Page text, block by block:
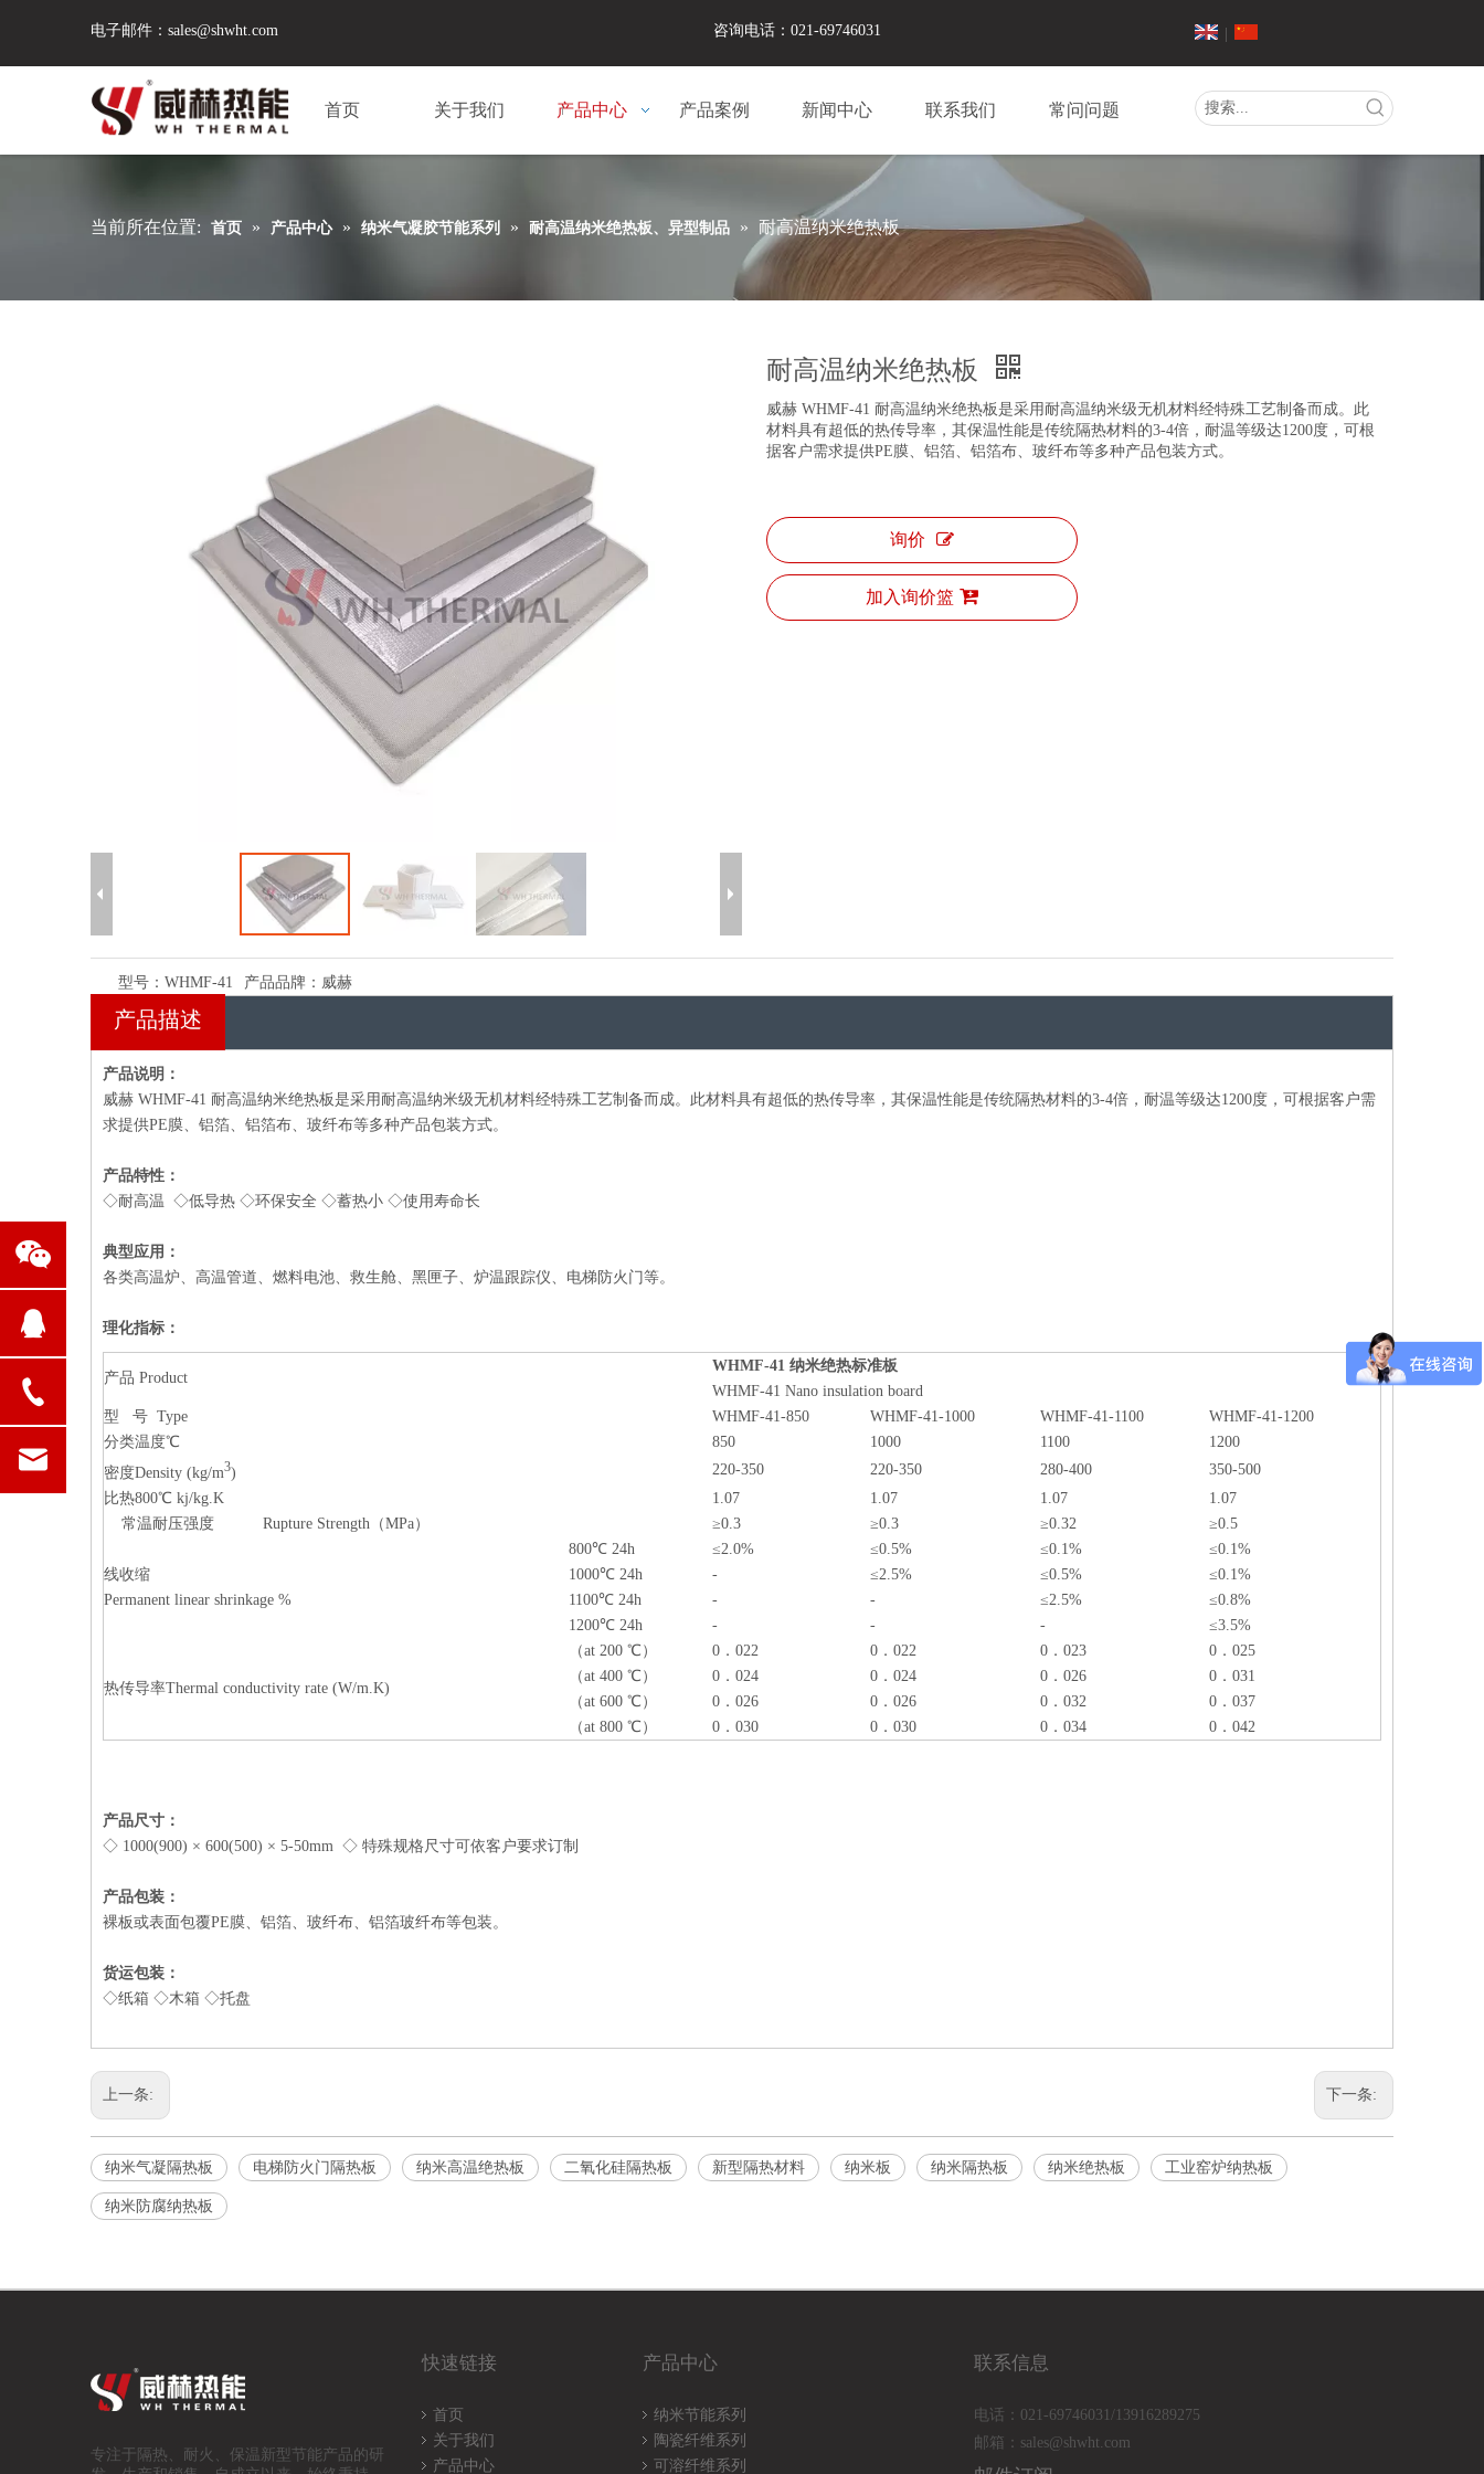
电子邮件： sales@shwht.com 咨询电话：021-69746031
首页 关于我们 产品中心 产品案例 新闻中心 联系我们 常问问题
当前所在位置: 首页 » 产品中心 » 纳米气凝胶节能系列 » 耐高温纳米绝热板、异型制品 » 耐高温纳米绝热板
耐高温纳米绝热板
威赫 WHMF-41 耐高温纳米绝热板是采用耐高温纳米级无机材料经特殊工艺制备而成。此
材料具有超低的热传导率，其保温性能是传统隔热材料的3-4倍，耐温等级达1200度，可根
据客户需求提供PE膜、铝箔、铝箔布、玻纤布等多种产品包装方式。
询价
加入询价篮
型号： WHMF-41 产品品牌： 威赫
产品描述
产品说明 ：
威赫 WHMF-41 耐高温纳米绝热板是采用耐高温纳米级无机材料经特殊工艺制备而成。此材料具有超低的热传导率，其保温性能是传统隔热材料的3-4倍，耐温等级达1200度，可根据客户需
求提供PE膜、铝箔、铝箔布、玻纤布等多种产品包装方式。
产品特性 ：
◇耐高温 ◇低导热 ◇环保安全 ◇蓄热小 ◇使用寿命长
典型应用：
各类高温炉、高温管道、燃料电池、救生舱、黑匣子、炉温跟踪仪、电梯防火门等。
理化指标 ：
产品 Product
WHMF-41 纳米绝热标准板
WHMF-41 Nano insulation board
型 号 Type
WHMF-41-850 WHMF-41-1000 WHMF-41-1100
WHMF-41-1200
分类温度℃
850 1000 1100
1200
密度Density (kg/m3) 220-350 220-350 280-400
350-500
比热800℃ kj/kg.K
1.07 1.07 1.07
1.07
常温耐压强度 Rupture Strength（MPa）
≥0.3 ≥0.3 ≥0.32 ≥0.5
线收缩
Permanent linear shrinkage %
800℃ 24h ≤2.0% ≤0.5% ≤0.1%
≤0.1%
1000℃ 24h
- ≤2.5% ≤0.5%
≤0.1%
1100℃ 24h
- - ≤2.5%
≤0.8%
1200℃ 24h
- - - ≤3.5%
热传导率Thermal conductivity rate (W/m.K)
（at 200 ℃） 0．022 0．022 0．023
0．025
（at 400 ℃）
0．024 0．024 0．026
0．031
（at 600 ℃）
0．026 0．026 0．032
0．037
（at 800 ℃）
0．030 0．030 0．034 0．042
产品尺寸 ：
◇ 1000(900) × 600(500) × 5-50mm ◇ 特殊规格尺寸可依客户要求订制
产品包装：
裸板或表面包覆PE膜、铝箔、玻纤布、铝箔玻纤布等包装。
货运包装：
◇纸箱 ◇木箱 ◇托盘
上一条: 下一条:
纳米气凝隔热板 电梯防火门隔热板 纳米高温绝热板 二氧化硅隔热板 新型隔热材料 纳米板 纳米隔热板 纳米绝热板 工业窑炉纳热板
纳米防腐纳热板
专注于隔热、耐火、保温 新型节能产品的研
快速链接
首页
关于我们
产品中心
产品中心
纳米节能系列
陶瓷纤维系列
可溶纤维系列
联系信息
电话：021-69746031/13916289275
邮箱： sales@shwht.com